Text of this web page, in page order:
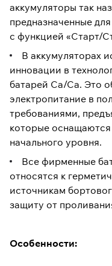
аккумуляторы так
предназначенные
с функцией «Старт/
В аккумуляторах
инновации в
батарей Ca/Ca. Это
электропитание в
требованиями,
которые
начального уровня.
Все фирменные
относятся к
источникам
защиту от
Особенности: